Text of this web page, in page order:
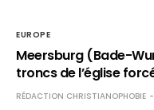
EUROPE
Meersburg (Bade-
troncs de l’église
RÉDACTION CHRISTIANOPHOBIE